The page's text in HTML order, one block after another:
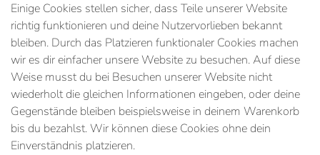
Einige Cookies stellen sicher, dass Teile unserer Website
richtig funktionieren und deine Nutzervorlieben bekannt
bleiben. Durch das Platzieren funktionaler Cookies machen
wir es dir einfacher unsere Website zu besuchen. Auf diese
Weise musst du bei Besuchen unserer Website nicht
wiederholt die gleichen Informationen eingeben, oder deine
Gegenstände bleiben beispielsweise in deinem Warenkorb
bis du bezahlst. Wir können diese Cookies ohne dein
Einverständnis platzieren.